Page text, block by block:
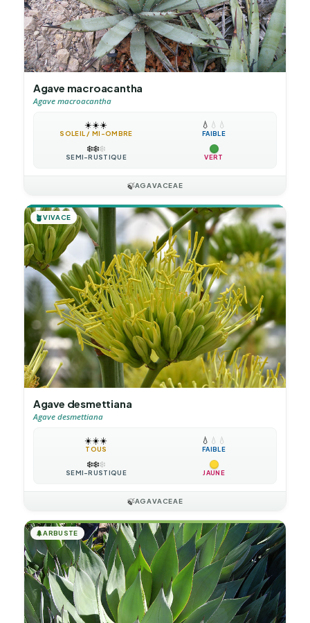
Agave macroacantha
Agave macroacantha
☀️☀️☀️
SOLEIL / MI-OMBRE
💧 💧 💧
FAIBLE
❄️❄️❄️
SEMI-RUSTIQUE VERT
🍃AGAVACEAE
🪴VIVACE
Agave desmettiana
Agave desmettiana
☀️☀️☀️
TOUS
💧 💧 💧
FAIBLE
❄️❄️❄️
SEMI-RUSTIQUE JAUNE
🍃AGAVACEAE
🌲ARBUSTE